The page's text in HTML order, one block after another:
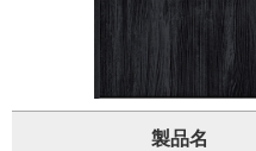
製品名